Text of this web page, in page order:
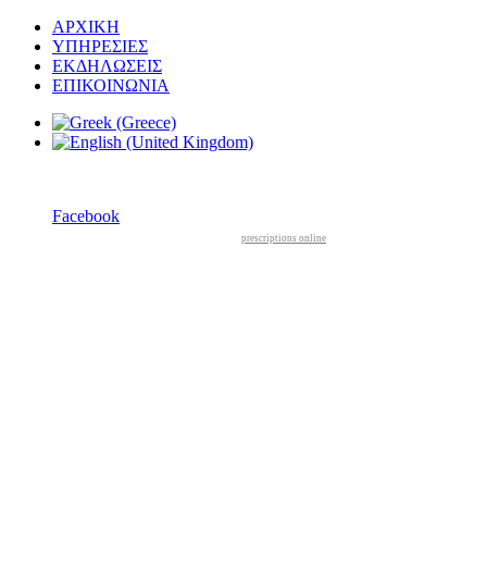
ΑΡΧΙΚΗ
ΥΠΗΡΕΣΙΕΣ
ΕΚΔΗΛΩΣΕΙΣ
ΕΠΙΚΟΙΝΩΝΙΑ
Facebook
prescriptions online